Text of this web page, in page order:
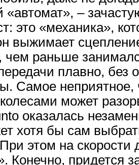
–
это «механика»,
выжимает
чем раньше
плавно,
Самое неприятное,
может
оказалась
хотя бы сам
этом на
Конечно, придется